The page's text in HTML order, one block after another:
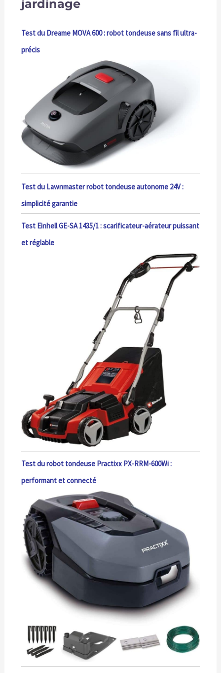
jardinage
Test du Dreame MOVA 600 : robot tondeuse sans fil ultra-
précis
Test du Lawnmaster robot tondeuse autonome 24V :
simplicité garantie
Test Einhell GE-SA 1435/1 : scarificateur-aérateur puissant
et réglable
Test du robot tondeuse Practixx PX-RRM-600Wi :
performant et connecté